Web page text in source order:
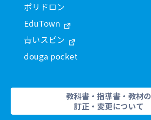
ポリドロン
EduTown
青いスピン
douga pocket
教科書・指導書・教材の
訂正・変更について